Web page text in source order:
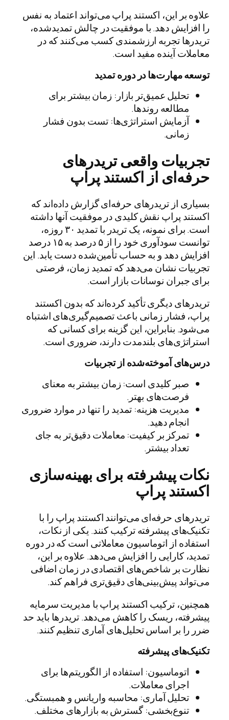
علاوه بر این، اکستند پراپ می‌تواند اعتماد به نفس
را افزایش دهد. با موفقیت در چالش تمدید‌شده،
تریدرها تجربه ارزشمندی کسب می‌کنند که در
معاملات آینده مفید است.
توسعه مهارت‌ها در دوره تمدید
تحلیل عمیق‌تر بازار: زمان بیشتر برای
مطالعه روندها.
آزمایش استراتژی‌ها: تست بدون فشار
زمانی.
تجربیات واقعی تریدرهای
حرفه‌ای از اکستند پراپ
بسیاری از تریدرهای حرفه‌ای گزارش داده‌اند که
اکستند پراپ نقش کلیدی در موفقیت آنها داشته
است. برای نمونه، یک تریدر با تمدید ۳۰ روزه،
توانست سودآوری خود را از ۵ درصد به ۱۵ درصد
افزایش دهد و به حساب تأمین‌شده دست یابد. این
تجربیات نشان می‌دهد که تمدید زمان، فرصتی
برای جبران نوسانات بازار است.
تریدرهای دیگری تأکید کرده‌اند که بدون اکستند
پراپ، فشار زمانی باعث تصمیم‌گیری‌های اشتباه
می‌شود. بنابراین، این گزینه برای کسانی که
استراتژی‌های بلندمدت دارند، ضروری است.
درس‌های آموخته‌شده از تجربیات
صبر کلیدی است: زمان بیشتر به معنای
فرصت‌های بهتر.
مدیریت هزینه: تمدید را تنها در موارد ضروری
انجام دهید.
تمرکز بر کیفیت: معاملات دقیق‌تر به جای
تعداد بیشتر.
نکات پیشرفته برای بهینه‌سازی
اکستند پراپ
تریدرهای حرفه‌ای می‌توانند اکستند پراپ را با
تکنیک‌های پیشرفته ترکیب کنند. یکی از نکات،
استفاده از اتوماسیون معاملاتی است که در دوره
تمدید، کارایی را افزایش می‌دهد. علاوه بر این،
نظارت بر شاخص‌های اقتصادی در زمان اضافی
می‌تواند پیش‌بینی‌های دقیق‌تری فراهم کند.
همچنین، ترکیب اکستند پراپ با مدیریت سرمایه
پیشرفته، ریسک را کاهش می‌دهد. تریدرها باید حد
ضرر را بر اساس تحلیل‌های آماری تنظیم کنند.
تکنیک‌های پیشرفته
اتوماسیون: استفاده از الگوریتم‌ها برای
اجرای معاملات.
تحلیل آماری: محاسبه واریانس و همبستگی.
تنوع‌بخشی: گسترش به بازارهای مختلف.